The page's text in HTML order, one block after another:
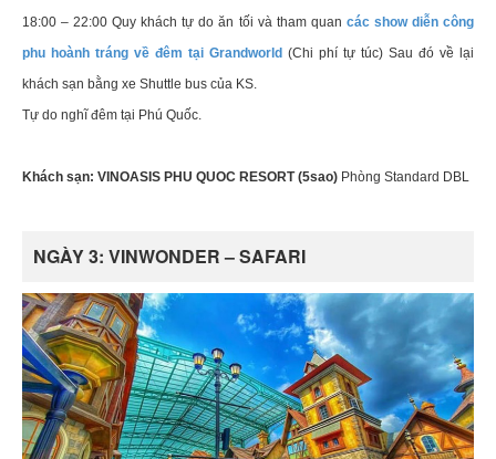
18:00 – 22:00 Quy khách tự do ăn tối và tham quan các show diễn công
phu hoành tráng về đêm tại Grandworld (Chi phí tự túc) Sau đó về lại
khách sạn bằng xe Shuttle bus của KS.
Tự do nghĩ đêm tại Phú Quốc.
Khách sạn: VINOASIS PHU QUOC RESORT (5sao) Phòng Standard DBL
NGÀY 3: VINWONDER – SAFARI